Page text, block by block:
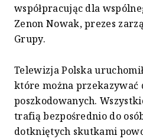
współpracując dla
Zenon Nowak, prezes
Grupy.
Telewizja Polska
które można przekazywać
poszkodowanych.
trafią bezpośrednio do
dotkniętych skutkami